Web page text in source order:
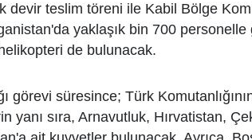
devir teslim töreni ile Kabil Bölge
yaklaşık bin 700 personelle
de bulunacak.
görevi süresince; Türk
yanı sıra, Arnavutluk, Hırvatistan,